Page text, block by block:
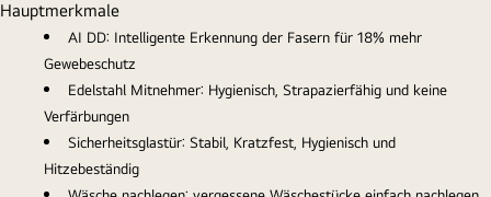
Hauptmerkmale
AI DD: Intelligente Erkennung der Fasern für 18% mehr
Gewebeschutz
Edelstahl Mitnehmer: Hygienisch, Strapazierfähig und keine
Verfärbungen
Sicherheitsglastür: Stabil, Kratzfest, Hygienisch und
Hitzebeständig